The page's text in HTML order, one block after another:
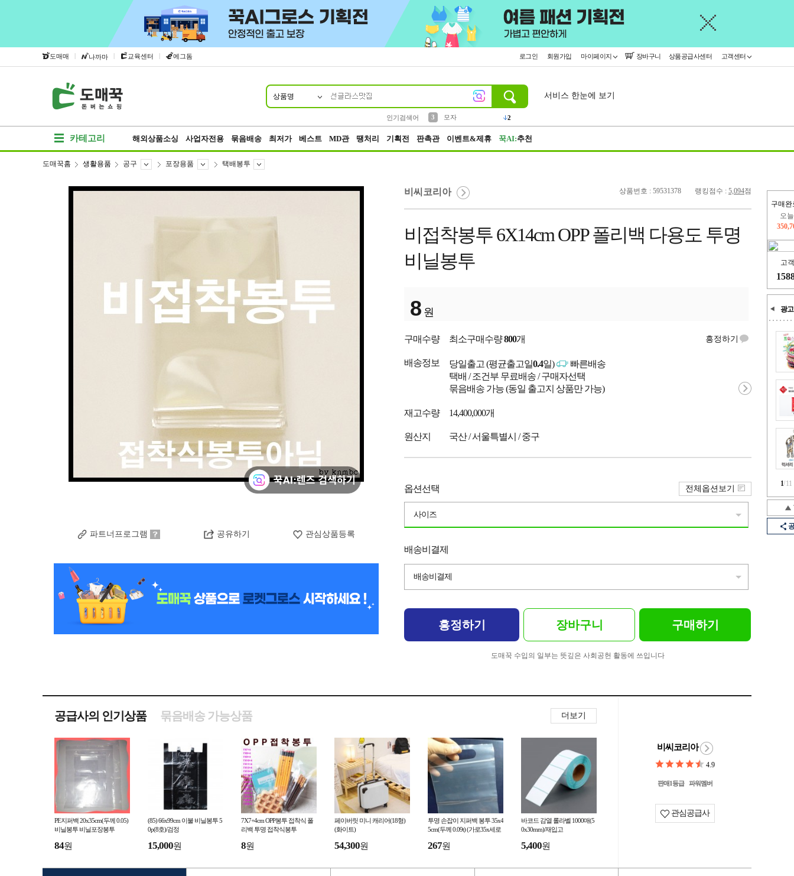
도매매 | 나까마 | 교육센터 | 에그돔 로그인 회원가입 마이페이지 장바구니 상품공급사센터 고객센터
상품명
인기검색어
4
선풍기
서비스 한눈에 보기
카테고리 해외상품소싱 사업자전용 묶음배송 최저가 베스트 MD관 땡처리 기획전 판촉관 이벤트&제휴 꾹AI:추천
구매완
고
광고
1/11
도매꾹홈 생활용품 공구 포장용품 택배봉투
파트너프로그램 공유하기 관심상품등록
상품번호 : 59531378 랭킹점수 : 5,094점
비씨코리아
비접착봉투 6X14cm OPP 폴리백 다용도 투명
비닐봉투
8 원
구매수량 최소구매수량800개 흥정하기
배송정보 당일출고 (평균출고일0.4일)
빠른배송
택배 / 조건부 무료배송 / 구매자선택
묶음배송 가능 (동일 출고지 상품만 가능)
재고수량 14,400,000개
원산지 국산 / 서울특별시 / 중구
옵션선택
사이즈
전체옵션보기
배송비결제
배송비결제
흥정하기 장바구니 구매하기
도매꾹 수입의 일부는 뜻깊은 사회공헌 활동에 쓰입니다
공급사의 인기상품 더보기
묶음배송 가능상품
PE지퍼백 20x35cm(두께 0.05)
비닐봉투 비닐포장봉투
84원
(85) 66x99cm 이불 비닐봉투 5
0p(8호)/검정
15,000원
7X7+4cm OPP봉투 접착식 폴
리백 투명 접착식봉투
8원
페이버릿 미니 캐리어(18형)
(화이트)
54,300원
투명 손잡이 지퍼백 봉투 35x4
5cm(두께 0.09t) (가로35x세로
267원
바코드 감열 롤라벨 1000매(5
0x30mm)/재입고
5,400원
비씨코리아
4.9
판매1등급 파워멤버
관심공급사